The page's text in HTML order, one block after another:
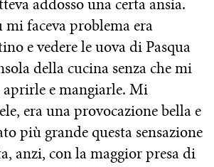
addosso una certa ansia.
mi faceva problema era
e vedere le uova di Pasqua
della cucina senza che mi
aprirle e mangiarle. Mi
era una provocazione bella e
più grande questa sensazione
anzi, con la maggior presa di